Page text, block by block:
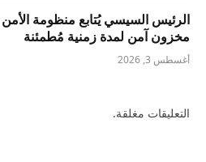
الرئيس السيسي يُتابع منظومة الأمن
مخزون آمن لمدة زمنية مُطمئنة
أغسطس 3, 2026
التعليقات مغلقة.